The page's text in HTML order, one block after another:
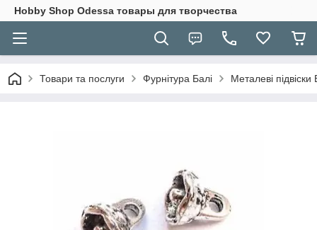
Hobbу Shop Odessa товары для творчества
Товари та послуги Фурнітура Балі Металеві підвіски